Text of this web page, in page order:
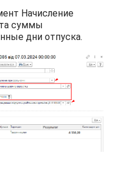
Начисление
суммы
дни отпуска.